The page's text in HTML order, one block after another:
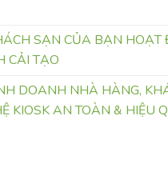
SẠN CỦA BẠN HOẠT
CẢI TẠO
DOANH NHÀ HÀNG,
KIOSK AN TOÀN & HIỆU